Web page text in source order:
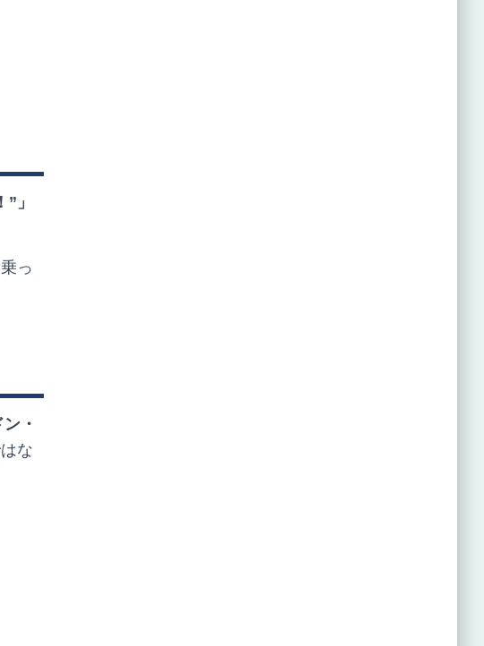
」
っ
ン・
な